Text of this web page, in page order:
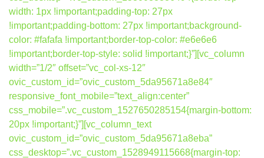
width: 1px !important;padding-top: 27px
!important;padding-bottom: 27px !important;background-
color: #fafafa !important;border-top-color: #e6e6e6
!important;border-top-style: solid !important;}”][vc_column
width=”1/2″ offset=”vc_col-xs-12″
ovic_custom_id=”ovic_custom_5da95671a8e84″
responsive_font_mobile=”text_align:center”
css_mobile=”.vc_custom_1527650285154{margin-bottom:
20px !important;}”][vc_column_text
ovic_custom_id=”ovic_custom_5da95671a8eba”
css_desktop=”.vc_custom_1528949115668{margin-top: